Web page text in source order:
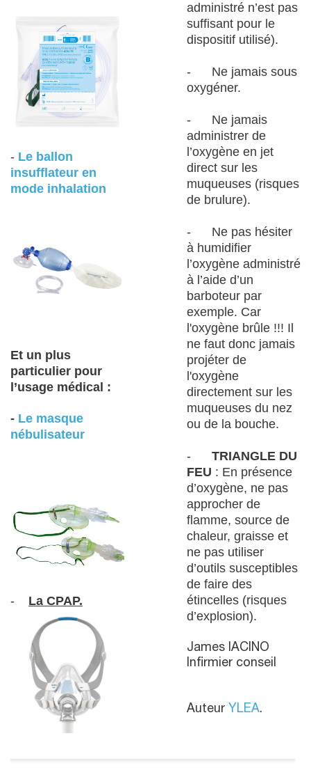
- Le ballon
insufflateur en
mode inhalation
Et un plus
particulier pour
l’usage médical :
- Le masque
nébulisateur
- La CPAP.
administré n’est pas
suffisant pour le
dispositif utilisé).
- Ne jamais sous
oxygéner.
- Ne jamais
administrer de
l’oxygène en jet
direct sur les
muqueuses (risques
de brulure).
- Ne pas hésiter
à humidifier
l’oxygène administré
à l’aide d’un
barboteur par
exemple. Car
l'oxygène brûle !!! Il
ne faut donc jamais
projéter de
l'oxygène
directement sur les
muqueuses du nez
ou de la bouche.
-
TRIANGLE DU
FEU : En présence
d’oxygène, ne pas
approcher de
flamme, source de
chaleur, graisse et
ne pas utiliser
d’outils susceptibles
de faire des
étincelles (risques
d’explosion).
James IACINO
Infirmier conseil
Auteur YLEA.